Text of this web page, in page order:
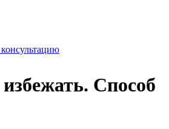
Способ